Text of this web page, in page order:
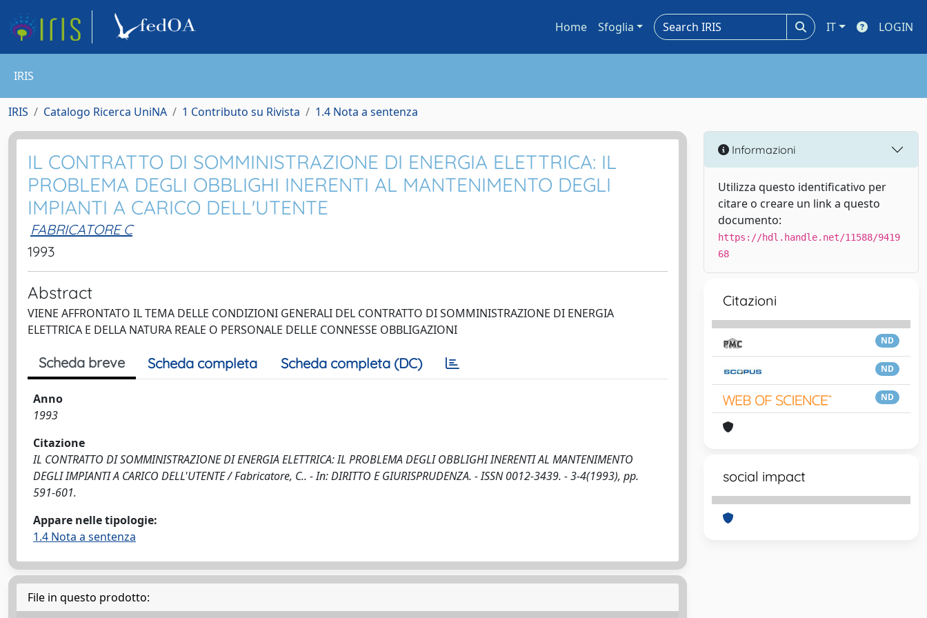
Home Sfoglia IT LOGIN
IRIS
IRIS Catalogo Ricerca UniNA 1 Contributo su Rivista 1.4 Nota a sentenza
IL CONTRATTO DI SOMMINISTRAZIONE DI ENERGIA ELETTRICA: IL
PROBLEMA DEGLI OBBLIGHI INERENTI AL MANTENIMENTO DEGLI
IMPIANTI A CARICO DELL'UTENTE
FABRICATORE C
1993
Abstract
VIENE AFFRONTATO IL TEMA DELLE CONDIZIONI GENERALI DEL CONTRATTO DI SOMMINISTRAZIONE DI ENERGIA
ELETTRICA E DELLA NATURA REALE O PERSONALE DELLE CONNESSE OBBLIGAZIONI
Scheda breve Scheda completa Scheda completa (DC)
Anno
1993
Citazione
IL CONTRATTO DI SOMMINISTRAZIONE DI ENERGIA ELETTRICA: IL PROBLEMA DEGLI OBBLIGHI INERENTI AL MANTENIMENTO
DEGLI IMPIANTI A CARICO DELL'UTENTE / Fabricatore, C.. - In: DIRITTO E GIURISPRUDENZA. - ISSN 0012-3439. - 3-4(1993), pp.
591-601.
Appare nelle tipologie:
1.4 Nota a sentenza
File in questo prodotto:
Informazioni
Utilizza questo identificativo per
citare o creare un link a questo
documento:
https://hdl.handle.net/11588/9419
68
Citazioni
ND
ND
ND
social impact